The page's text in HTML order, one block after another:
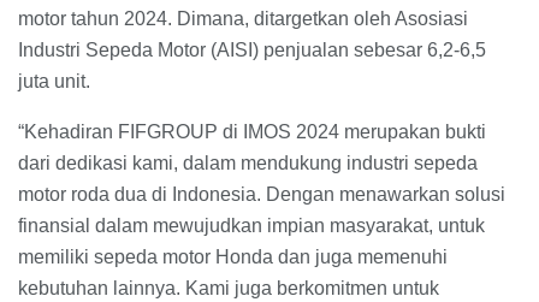
motor tahun 2024. Dimana, ditargetkan oleh Asosiasi
Industri Sepeda Motor (AISI) penjualan sebesar 6,2-6,5
juta unit.
“Kehadiran FIFGROUP di IMOS 2024 merupakan bukti
dari dedikasi kami, dalam mendukung industri sepeda
motor roda dua di Indonesia. Dengan menawarkan solusi
finansial dalam mewujudkan impian masyarakat, untuk
memiliki sepeda motor Honda dan juga memenuhi
kebutuhan lainnya. Kami juga berkomitmen untuk